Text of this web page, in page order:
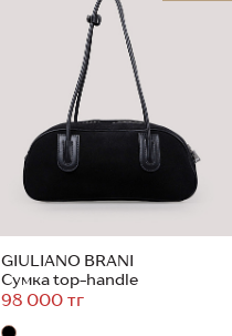
GIULIANO BRANI
Сумка top-handle
98 000 тг